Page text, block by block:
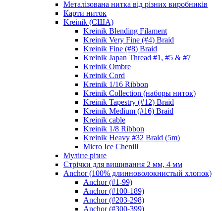
Металізована нитка від різних виробників
Карти ниток
Kreinik (США)
Kreinik Blending Filament
Kreinik Very Fine (#4) Braid
Kreinik Fine (#8) Braid
Kreinik Japan Thread #1, #5 & #7
Kreinik Ombre
Kreinik Cord
Kreinik 1/16 Ribbon
Kreinik Collection (наборы ниток)
Kreinik Tapestry (#12) Braid
Kreinik Medium (#16) Braid
Kreinik cable
Kreinik 1/8 Ribbon
Kreinik Heavy #32 Braid (5m)
Micro Ice Chenill
Муліне різне
Стрічки для вишивання 2 мм, 4 мм
Anchor (100% длинноволокнистый хлопок)
Anchor (#1-99)
Anchor (#100-189)
Anchor (#203-298)
Anchor (#300-399)